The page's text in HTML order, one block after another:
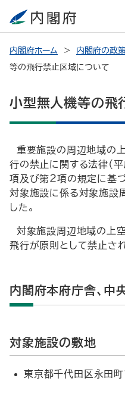
内閣府ホーム 内閣府の政
等の飛行禁止区域について
小型無人機等の飛
重要施設の周辺地域の
行の禁止に関する法律（平
項及び第２項の規定に基
対象施設に係る対象施設
した。
対象施設周辺地域の上
飛行が原則として禁止さ
内閣府本府庁舎、中
対象施設の敷地
東京都千代田区永田町